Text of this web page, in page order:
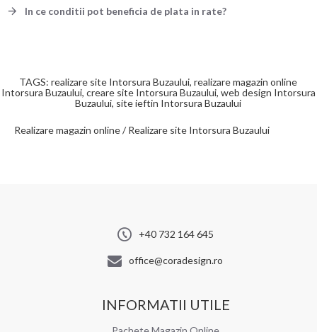
In ce conditii pot beneficia de plata in rate?
TAGS: realizare site Intorsura Buzaului, realizare magazin online
Intorsura Buzaului, creare site Intorsura Buzaului, web design Intorsura
Buzaului, site ieftin Intorsura Buzaului
Realizare magazin online / Realizare site Intorsura Buzaului
+40 732 164 645
office@coradesign.ro
INFORMATII UTILE